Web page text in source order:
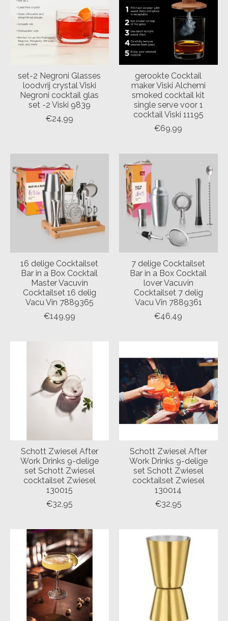
set-2 Negroni Glasses
loodvrij crystal Viski
Negroni cocktail glas
set -2 Viski 9839
€24,99
gerookte Cocktail
maker Viski Alchemi
smoked cocktail kit
single serve voor 1
cocktail Viski 11195
€69,99
16 delige Cocktailset
Bar in a Box Cocktail
Master Vacuvin
Cocktailset 16 delig
Vacu Vin 7889365
€149,99
7 delige Cocktailset
Bar in a Box Cocktail
lover Vacuvin
Cocktailset 7 delig
Vacu Vin 7889361
€46,49
Schott Zwiesel After
Work Drinks 9-delige
set Schott Zwiesel
cocktailset Zwiesel
130015
€32,95
Schott Zwiesel After
Work Drinks 9-delige
set Schott Zwiesel
cocktailset Zwiesel
130014
€32,95